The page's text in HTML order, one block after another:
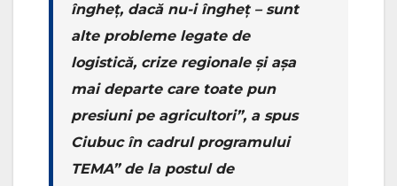
îngheț, dacă nu-i îngheț – sunt
alte probleme legate de
logistică, crize regionale și așa
mai departe care toate pun
presiuni pe agricultori”, a spus
Ciubuc în cadrul programului
TEMA” de la postul de